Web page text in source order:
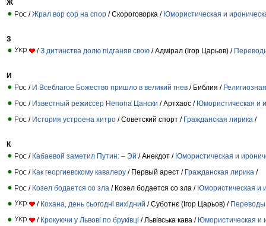
Ж
/Жрал вор сор на спор / Скороговорка / Юмористическая и
З
/З дитинства долю підганяв свою / Адмірал (Ігор Царьов) /
И
/ И Всеблагое Божество пришло в великий гнев / Библия /
/ Известный режиссер Непопа Цански / Артхаос / Юмористическая и
/ История устроена хитро / Советский спорт / Гражданская лирика /
К
/ Кабаевой заметил Путин: – Эй / Анекдот / Юмористическая и
/ Как георгиевскому кавалеру / Первый арест / Гражданская лирика /
/ Козел бодается со зла / Козел бодается со зла / Юмористическая и
/ Кохана, день сьогодні вихідний / Суботнє (Ігор Царьов) / Переводы
/ Крокуючи у Львові по бруківці / Львівська кава / Юмористическая и